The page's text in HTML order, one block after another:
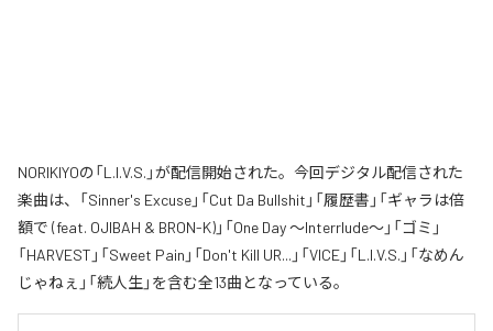
NORIKIYOの「L.I.V.S.」が配信開始された。今回デジタル配信された
楽曲は、「Sinner's Excuse」「Cut Da Bullshit」「履歴書」「ギャラは倍
額で (feat. OJIBAH & BRON-K)」「One Day ～Interrlude～」「ゴミ」
「HARVEST」「Sweet Pain」「Don't Kill UR...」「VICE」「L.I.V.S.」「なめん
じゃねぇ」「続人生」を含む全13曲となっている。